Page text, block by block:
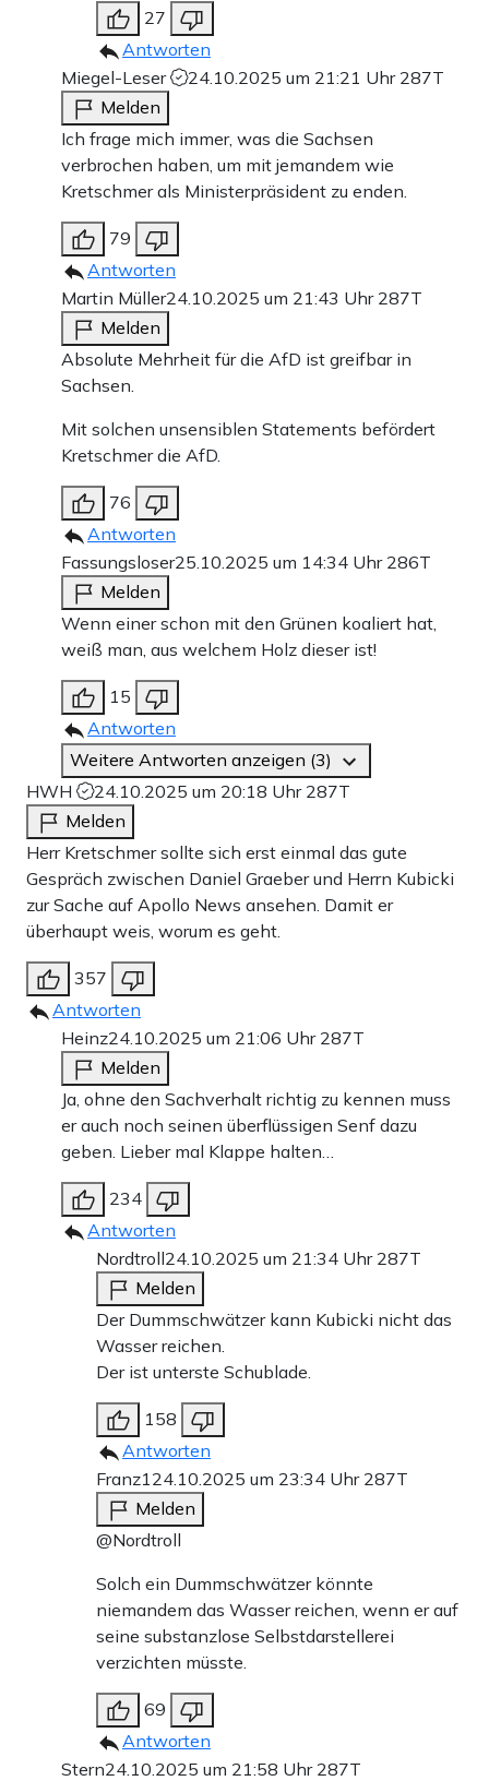
27
Antworten
Miegel-Leser
24.10.2025 um 21:21 Uhr 287T
Melden
Ich frage mich immer, was die Sachsen
verbrochen haben, um mit jemandem wie
Kretschmer als Ministerpräsident zu enden.
79
Antworten
Martin Müller24.10.2025 um 21:43 Uhr 287T
Melden
Absolute Mehrheit für die AfD ist greifbar in
Sachsen.
Mit solchen unsensiblen Statements befördert
Kretschmer die AfD.
76
Antworten
Fassungsloser25.10.2025 um 14:34 Uhr 286T
Melden
Wenn einer schon mit den Grünen koaliert hat,
weiß man, aus welchem Holz dieser ist!
15
Antworten
Weitere Antworten anzeigen (3)
HWH
24.10.2025 um 20:18 Uhr 287T
Melden
Herr Kretschmer sollte sich erst einmal das gute
Gespräch zwischen Daniel Graeber und Herrn Kubicki
zur Sache auf Apollo News ansehen. Damit er
überhaupt weis, worum es geht.
357
Antworten
Heinz24.10.2025 um 21:06 Uhr 287T
Melden
Ja, ohne den Sachverhalt richtig zu kennen muss
er auch noch seinen überflüssigen Senf dazu
geben. Lieber mal Klappe halten…
234
Antworten
Nordtroll24.10.2025 um 21:34 Uhr 287T
Melden
Der Dummschwätzer kann Kubicki nicht das
Wasser reichen.
Der ist unterste Schublade.
158
Antworten
Franz124.10.2025 um 23:34 Uhr 287T
Melden
@Nordtroll
Solch ein Dummschwätzer könnte
niemandem das Wasser reichen, wenn er auf
seine substanzlose Selbstdarstellerei
verzichten müsste.
69
Antworten
Stern24.10.2025 um 21:58 Uhr 287T